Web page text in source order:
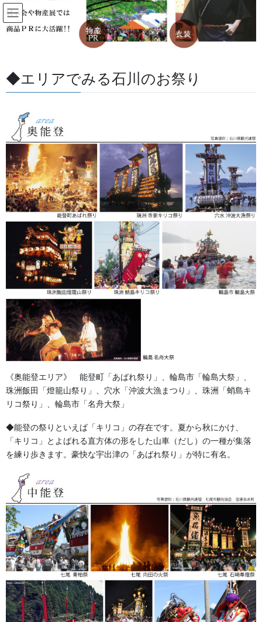
コ
ン
テ
移
動
ナ
ビ
ゲ
ン
に
すべての記事
すべての記事 お祭用品・品目 生地 生地について
2018/10/30 / 最終更新日 :
生地
生地について
半纏や半被、染物などに使用される生地のほとんどが天然素材に
なります。
素材は主に綿を使用しており、用途などによっては絹や麻などを
使用します。
同じ素材でも糸の太さや織り方によって生地名称が作られていま
す。
その中でも染物で使用する綿の生地はいくつか種類があり特に使
用度の高いものをご紹介致します。
【金巾（かねきん）】
のぼり旗や五色旗などによく使用されている木綿の生地です。
先染め生地のカラーバリエーションが豊富で和雑貨やタペストリ
当店では神社仏閣などの幕やプリント手拭いなどに使用している
生地です。
金巾（かねきん）よりも少し厚めの素材で糸の太さや織り方で何
種類もの天竺（てんじく）があるのが特徴です。
金巾と同様に生地が薄めで和雑貨や小物、タペストリー、のぼり
旗などに多く使用されている生地です。
少し大きめの社旗などにも使用されている綿素材ではとてもポピ
ュラーです。
半纏にも多く使用されており、特に既製品半纏（法被）やカタロ
グ半纏に使用されています。
◆エリアでみる石川のお祭り
《奥能登エリア》 能登町「あばれ祭り」、輪島市「輪島大祭」、
珠洲飯田「燈籠山祭り」、穴水「沖波大漁まつり」、珠洲「蛸島キ
リコ祭り」、輪島市「名舟大祭」
◆能登の祭りといえば「キリコ」の存在です。夏から秋にかけ、
「キリコ」とよばれる直方体の形をした山車（だし）の一種が集落
を練り歩きます。豪快な宇出津の「あばれ祭り」が特に有名。